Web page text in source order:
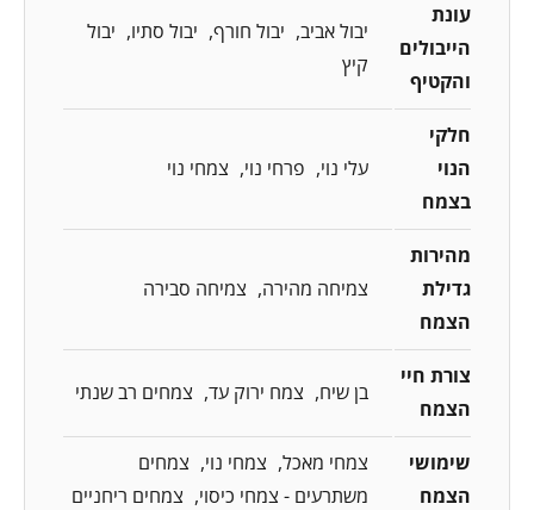
עונת
הייבולים
והקטיף
יבול אביב יבול חורף יבול סתיו
יבול
קיץ
חלקי
הנוי
בצמח
עלי נוי פרחי נוי צמחי נוי
מהירות
גדילת
הצמח
צמיחה מהירה צמיחה סבירה
צורת חיי
הצמח
בן שיח צמח ירוק עד צמחים רב שנתי
שימושי
הצמח
צמחי מאכל צמחי נוי
צמחים
משתרעים - צמחי כיסוי
צמחים ריחניים